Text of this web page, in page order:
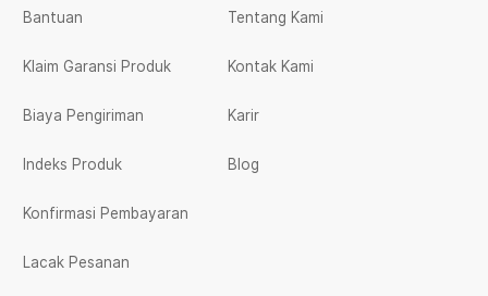
Bantuan
Klaim Garansi Produk
Biaya Pengiriman
Indeks Produk
Konfirmasi Pembayaran
Lacak Pesanan
Tentang Kami
Kontak Kami
Karir
Blog